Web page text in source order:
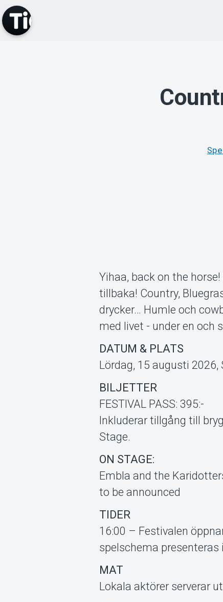
Yihaa, back on the
tillbaka! Country,
drycker… Humle och
med livet - under en och
DATUM & PLATS
Lördag, 15 augusti 2026,
BILJETTER
FESTIVAL PASS: 395:-
Inkluderar tillgång till
Stage.
ON STAGE:
Embla and the
to be announced
TIDER
16:00 – Festivalen
spelschema presenteras
MAT
Lokala aktörer serverar